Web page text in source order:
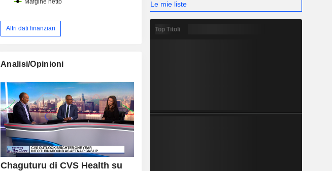
Altri dati finanziari
Analisi/Opinioni
Chaguturu di CVS Health su
Le mie liste
Top Titoli